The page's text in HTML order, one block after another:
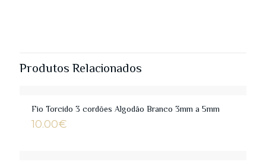
Produtos Relacionados
Fio Torcido 3 cordões Algodão Branco 3mm a 5mm
10.00€